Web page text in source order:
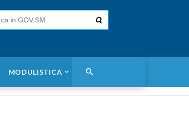
MODULISTICA